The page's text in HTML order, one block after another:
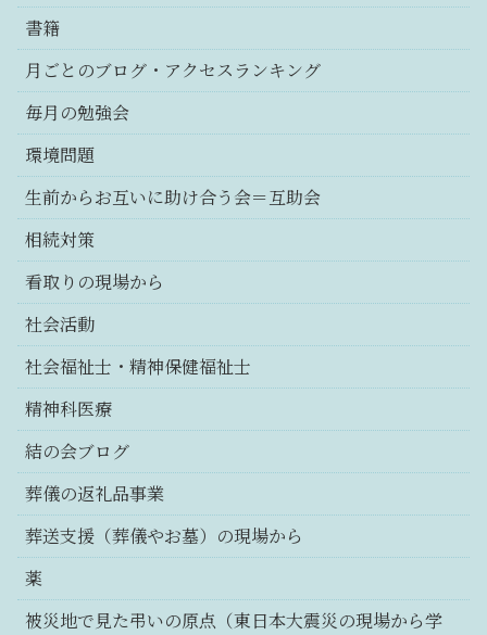
書籍
月ごとのブログ・アクセスランキング
毎月の勉強会
環境問題
生前からお互いに助け合う会＝互助会
相続対策
看取りの現場から
社会活動
社会福祉士・精神保健福祉士
精神科医療
結の会ブログ
葬儀の返礼品事業
葬送支援（葬儀やお墓）の現場から
薬
被災地で見た弔いの原点（東日本大震災の現場から学